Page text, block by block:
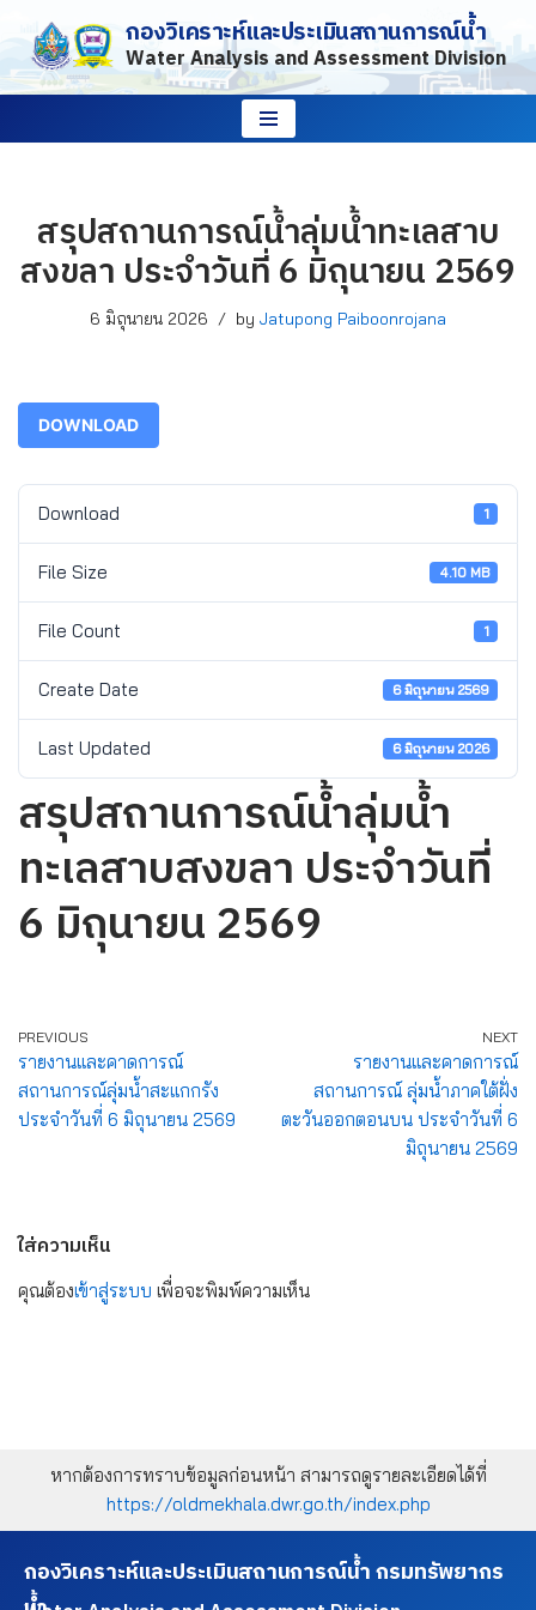
Skip
to
กองวิเคราะห์และประเมินสถานการณ์น้ำ
Water Analysis and Assessment Division
สรุปสถานการณ์น้ำลุ่มน้ำทะเลสาบ
สงขลา ประจำวันที่ 6 มิถุนายน 2569
6 มิถุนายน 2026 by Jatupong Paiboonrojana
DOWNLOAD
Download 1
File Size 4.10 MB
File Count 1
Create Date 6 มิถุนายน 2569
Last Updated 6 มิถุนายน 2026
สรุปสถานการณ์น้ำลุ่มน้ำ
ทะเลสาบสงขลา ประจำวันที่
6 มิถุนายน 2569
PREVIOUS
รายงานและคาดการณ์
สถานการณ์ลุ่มน้ำสะแกกรัง
ประจำวันที่ 6 มิถุนายน 2569
NEXT
รายงานและคาดการณ์
สถานการณ์ ลุ่มน้ำภาคใต้ฝั่ง
ตะวันออกตอนบน ประจำวันที่ 6
มิถุนายน 2569
ใส่ความเห็น
คุณต้องเข้าสู่ระบบ เพื่อจะพิมพ์ความเห็น
หากต้องการทราบข้อมูลก่อนหน้า สามารถดูรายละเอียดได้ที่
https://oldmekhala.dwr.go.th/index.php
กองวิเคราะห์และประเมินสถานการณ์น้ำ กรมทรัพยากร